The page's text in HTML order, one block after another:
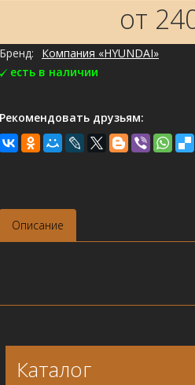
от
Бренд:
Компания «HYUNDAI»
есть в наличии
Рекомендовать друзьям:
Описание
Каталог